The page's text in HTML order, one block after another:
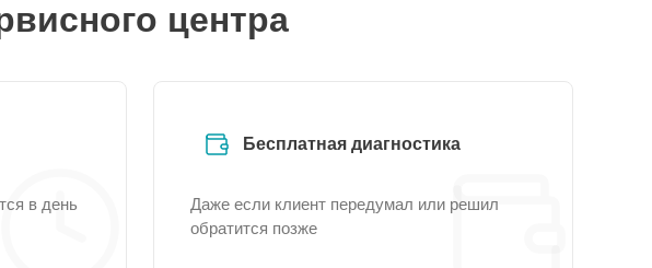
центра
в день
Бесплатная диагностика
Даже если клиент передумал или решил
обратится позже